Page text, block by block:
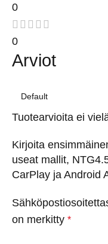
0
0
Arviot
Tuotearvioita ei
Kirjoita
useat mallit,
CarPlay ja Android
on merkitty *